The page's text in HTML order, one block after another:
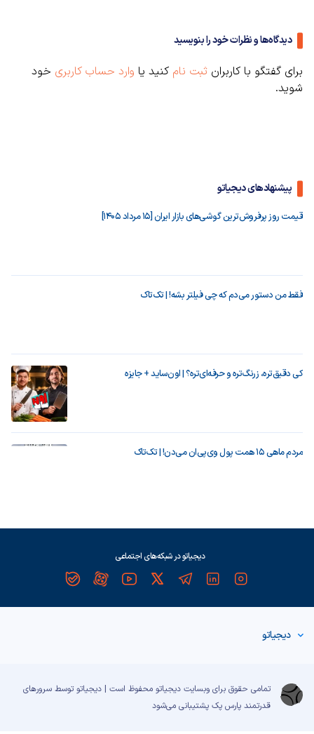
دیدگاه‌ها و نظرات خود را بنویسید
برای گفتگو با کاربران ثبت نام کنید یا وارد حساب کاربری خود
شوید.
پیشنهادهای دیجیاتو
قیمت روز پرفروش‌ترین گوشی‌های بازار ایران [15 مرداد 1405]
فقط من دستور می‌دم که چی فیلتر بشه! | تک‌تاک
کی دقیق‌تره، زرنگ‌تره و حرفه‌ای‌تره؟ | اون‌ساید + جایزه
مردم ماهی ۱۵ همت پول وی‌پی‌ان می‌دن! | تک‌تاک
دیجیاتو در شبکه‌های اجتماعی
دیجیاتو
تمامی حقوق برای وبسایت دیجیاتو محفوظ است | دیجیاتو توسط سرورهای
قدرتمند پارس پک پشتیبانی می‌شود